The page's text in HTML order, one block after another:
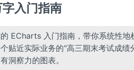
入门指南
ECharts 入门指南，带你系统性
贴近实际业务的"高三期末考试成
洞察力的图表。